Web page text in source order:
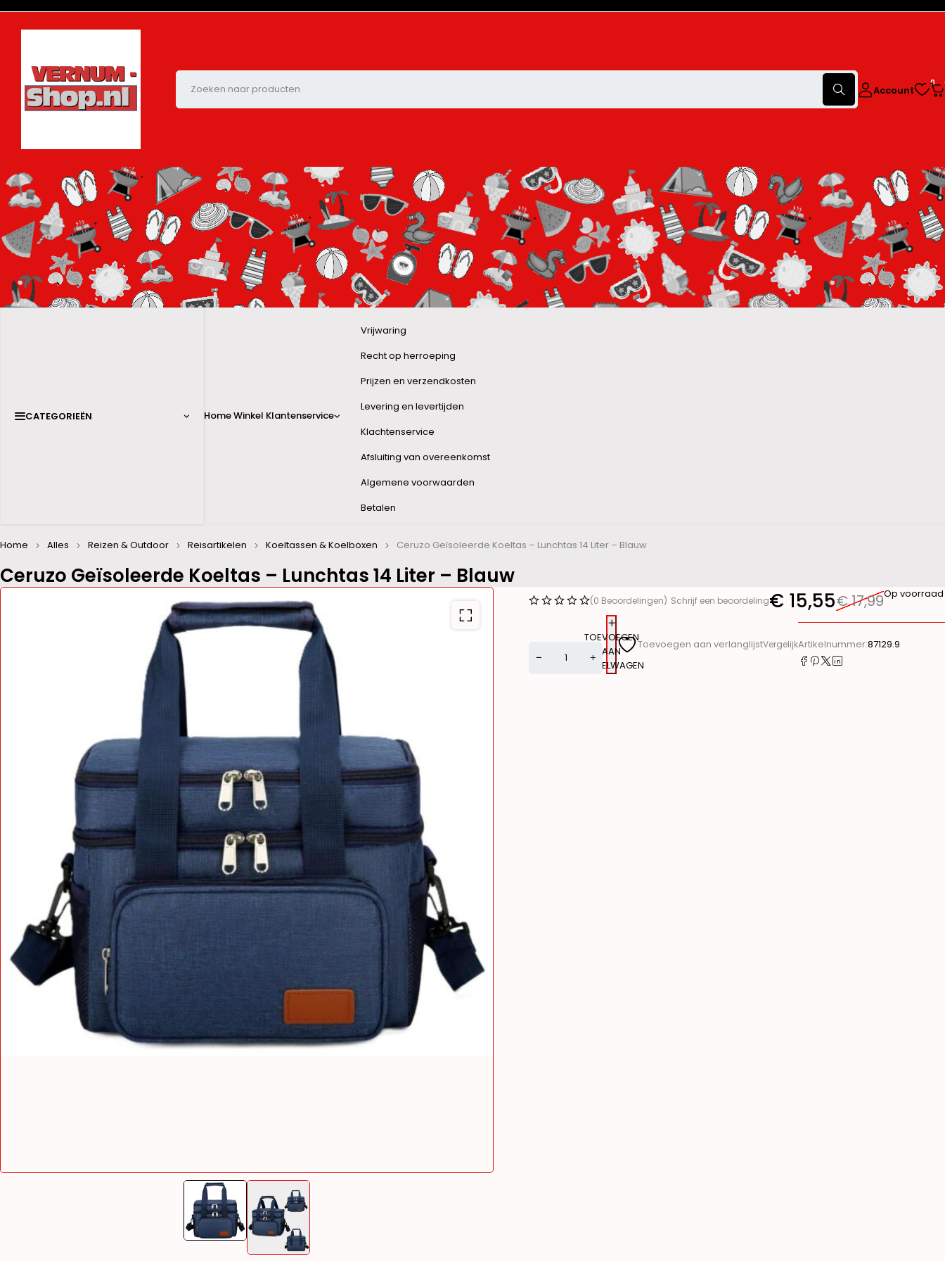
Account
0
CATEGORIEËN HomeWinkel Klantenservice
Vrijwaring
Recht op herroeping
Prijzen en verzendkosten
Levering en levertijden
Klachtenservice
Afsluiting van overeenkomst
Algemene voorwaarden
Betalen
Ceruzo Geïsoleerde Koeltas – Lunchtas 14 Liter – Blauw
Home Alles Reizen & Outdoor Reisartikelen Koeltassen & Koelboxen Ceruzo Geïsoleerde Koeltas – Lunchtas 14 Liter – Blauw
(0 Beoordelingen) Schrijf een beoordeling €17,99
€ 15,55 Op voorraad
TOEVOEGEN
AAN
WINKELWAGEN
Toevoegen aan verlanglijstVergelijkArtikelnummer:87129.9